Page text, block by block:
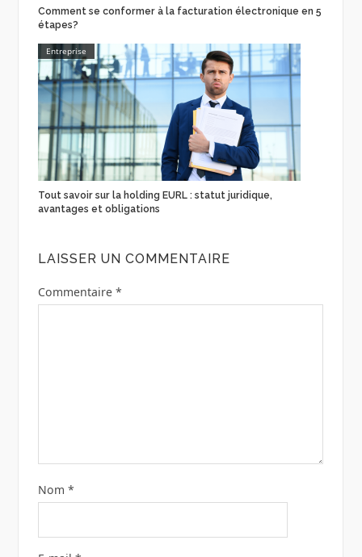
Comment se conformer à la facturation électronique en 5
étapes?
Entreprise
Tout savoir sur la holding EURL : statut juridique,
avantages et obligations
LAISSER UN COMMENTAIRE
Commentaire *
Nom *